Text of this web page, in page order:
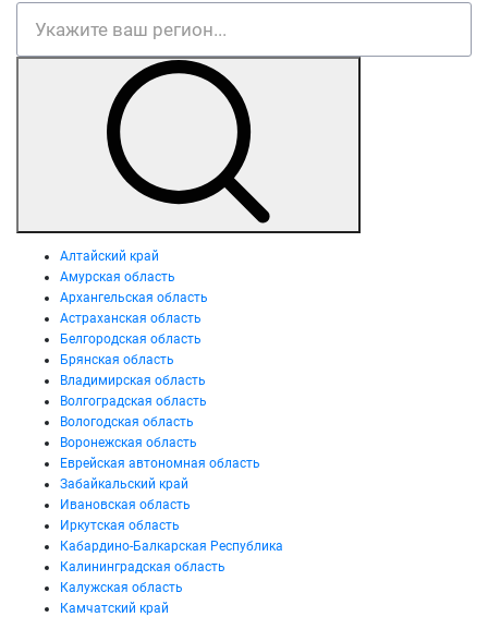
Алтайский край
Амурская область
Архангельская область
Астраханская область
Белгородская область
Брянская область
Владимирская область
Волгоградская область
Вологодская область
Воронежская область
Еврейская автономная область
Забайкальский край
Ивановская область
Иркутская область
Кабардино-Балкарская Республика
Калининградская область
Калужская область
Камчатский край